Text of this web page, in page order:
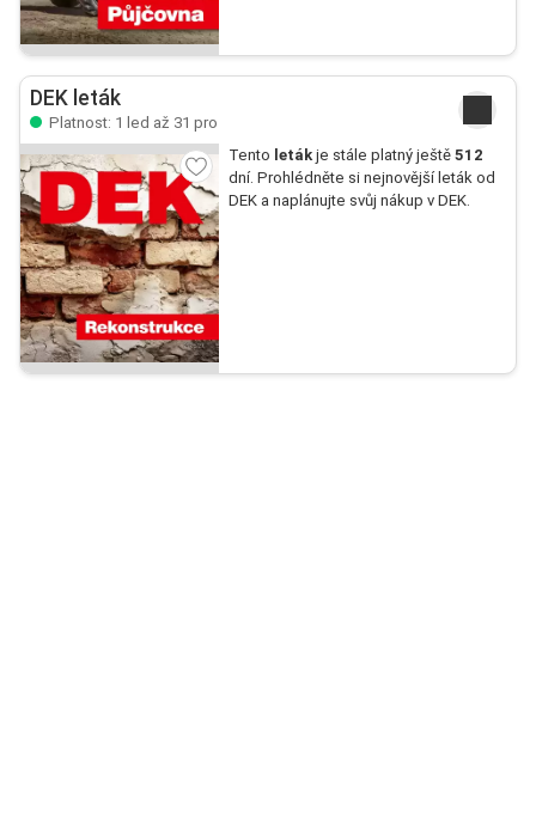
DEK leták
Platnost: 1 led až 31 pro
Tento letákje stále platný ještě 512
dní. Prohlédněte si nejnovější leták od
DEK a naplánujte svůj nákup v DEK.